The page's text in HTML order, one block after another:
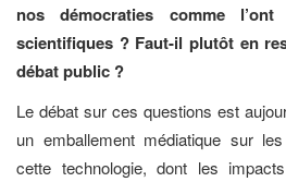
nos démocraties comme
scientifiques ? Faut-il plutôt en
débat public ?
Le débat sur ces questions est
un emballement médiatique sur
cette technologie, dont les